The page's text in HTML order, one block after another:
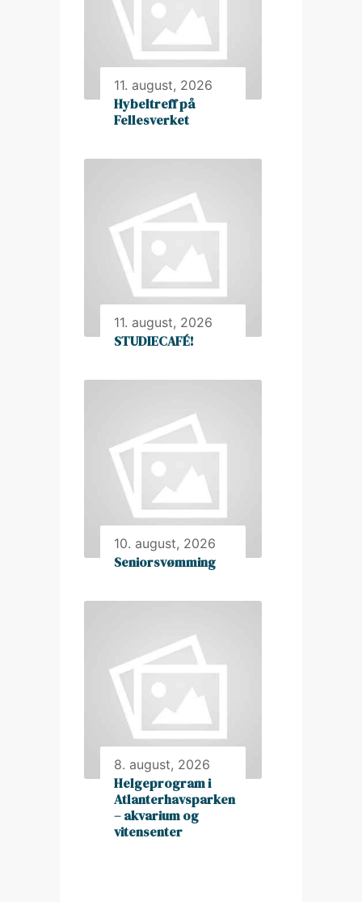
11. august, 2026
Hybeltreff på
Fellesverket
11. august, 2026
STUDIECAFÉ!
10. august, 2026
Seniorsvømming
8. august, 2026
Helgeprogram i
Atlanterhavsparken
– akvarium og
vitensenter